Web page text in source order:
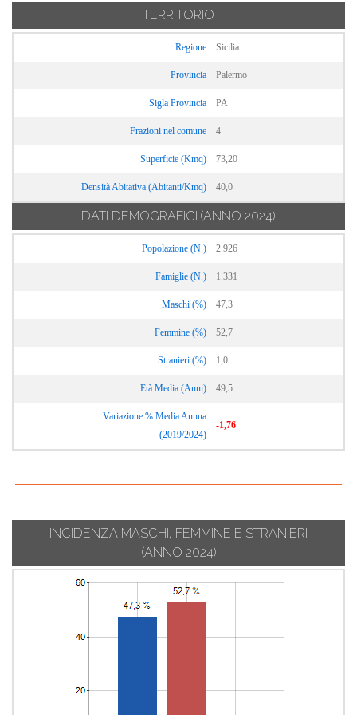
TERRITORIO
Regione Sicilia
Provincia Palermo
Sigla Provincia PA
Frazioni nel comune 4
Superficie (Kmq) 73,20
Densità Abitativa (Abitanti/Kmq) 40,0
DATI DEMOGRAFICI (ANNO 2024)
Popolazione (N.) 2.926
Famiglie (N.) 1.331
Maschi (%) 47,3
Femmine (%) 52,7
Stranieri (%) 1,0
Età Media (Anni) 49,5
Variazione % Media Annua
(2019/2024)
-1,76
INCIDENZA MASCHI, FEMMINE E STRANIERI
(ANNO 2024)